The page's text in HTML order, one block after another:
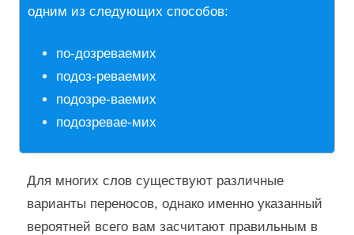
одним из следующих способов:
по-дозреваемих
подоз-реваемих
подозре-ваемих
подозревае-мих
Для многих слов существуют различные
варианты переносов, однако именно указанный
вероятней всего вам засчитают правильным в